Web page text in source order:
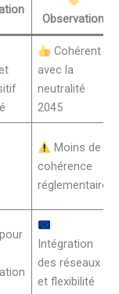
Observation
Cohérent
avec la
neutralité
2045
Moins de
cohérence
réglementaire
Intégration
des réseaux
et flexibilité